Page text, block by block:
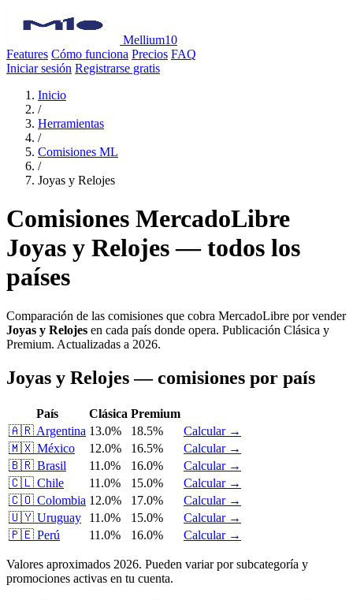
Mellium10
Features Cómo funciona Precios FAQ
Iniciar sesión Registrarse gratis
Inicio
/
Herramientas
/
Comisiones ML
/
Joyas y Relojes
Comisiones MercadoLibre
Joyas y Relojes — todos los
países
Comparación de las comisiones que cobra MercadoLibre por vender
Joyas y Relojes en cada país donde opera. Publicación Clásica y
Premium. Actualizadas a 2026.
Joyas y Relojes — comisiones por país
País Clásica Premium
🇦🇷 Argentina 13.0% 18.5%
Calcular →
🇲🇽 México 12.0% 16.5%
Calcular →
🇧🇷 Brasil 11.0% 16.0%
Calcular →
🇨🇱 Chile 11.0% 15.0%
Calcular →
🇨🇴 Colombia 12.0% 17.0%
Calcular →
🇺🇾 Uruguay 11.0% 15.0%
Calcular →
🇵🇪 Perú 11.0% 16.0% Calcular →
Valores aproximados 2026. Pueden variar por subcategoría y
promociones activas en tu cuenta.